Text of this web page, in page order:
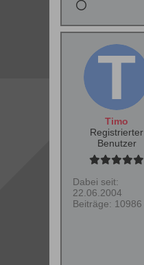
Timo
Registrierter
Benutzer
Dabei seit:
22.06.2004
Beiträge: 10986